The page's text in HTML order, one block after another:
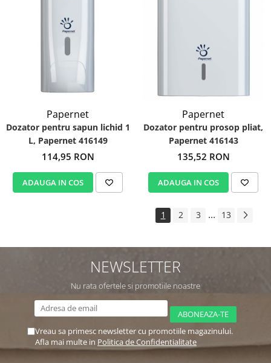
Papernet
Dozator pentru sapun lichid 1
L, Papernet 416149
114,95 RON
ADAUGA IN COS
Papernet
Dozator pentru prosop pliat,
Papernet 416143
135,52 RON
ADAUGA IN COS
1 2 3 ... 13
NEWSLETTER
Nu rata ofertele si promotiile noastre
Vreau sa primesc newsletter cu promotiile magazinului.
Afla mai multe in Politica de Confidentialitate